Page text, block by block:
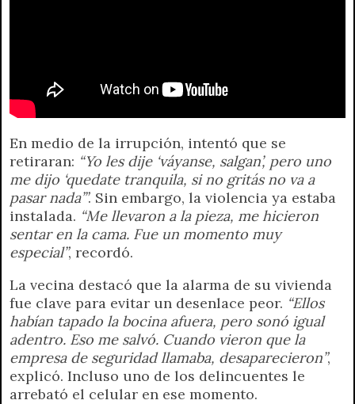
En medio de la irrupción, intentó que se
retiraran: “Yo les dije ‘váyanse, salgan’, pero uno
me dijo ‘quedate tranquila, si no gritás no va a
pasar nada’”. Sin embargo, la violencia ya estaba
instalada. “Me llevaron a la pieza, me hicieron
sentar en la cama. Fue un momento muy
especial”, recordó.
La vecina destacó que la alarma de su vivienda
fue clave para evitar un desenlace peor. “Ellos
habían tapado la bocina afuera, pero sonó igual
adentro. Eso me salvó. Cuando vieron que la
empresa de seguridad llamaba, desaparecieron”,
explicó. Incluso uno de los delincuentes le
arrebató el celular en ese momento.